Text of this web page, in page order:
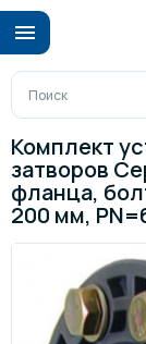
Комплект
затворов
фланца,
200 мм,